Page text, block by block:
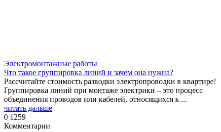
Электромонтажные работы
Что такое группировка линий и зачем она нужна?
Рассчитайте стоимость разводки электропроводки в квартире!
Группировка линий при монтаже электрики – это процесс
объединения проводов или кабелей, относящихся к ...
читать дальше
0 1259
Комментарии